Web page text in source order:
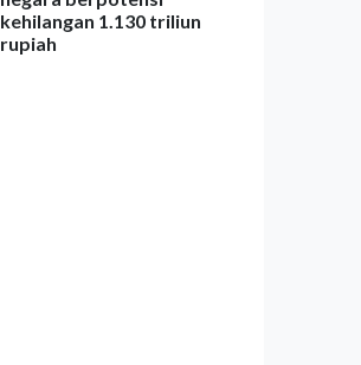
kehilangan 1.130 triliun
rupiah